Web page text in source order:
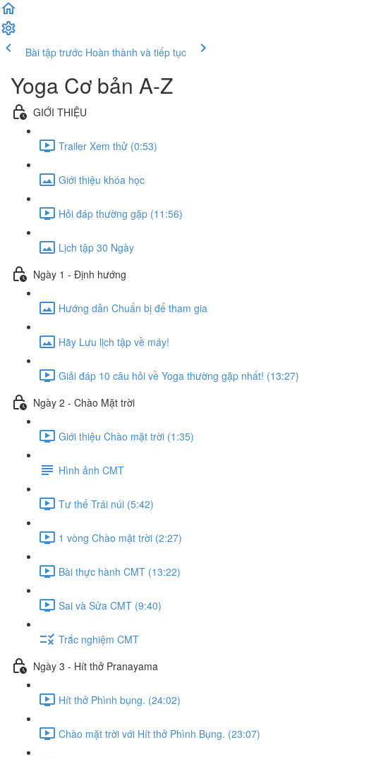
Bài tập trước Hoàn thành và tiếp tục
Yoga Cơ bản A-Z
GIỚI THIỆU
Trailer Xem thử (0:53)
Giới thiệu khóa học
Hỏi đáp thường gặp (11:56)
Lịch tập 30 Ngày
Ngày 1 - Định hướng
Hướng dẫn Chuẩn bị để tham gia
Hãy Lưu lịch tập về máy!
Giải đáp 10 câu hỏi về Yoga thường gặp nhất! (13:27)
Ngày 2 - Chào Mặt trời
Giới thiệu Chào mặt trời (1:35)
Hình ảnh CMT
Tư thế Trái núi (5:42)
1 vòng Chào mặt trời (2:27)
Bài thực hành CMT (13:22)
Sai và Sửa CMT (9:40)
Trắc nghiệm CMT
Ngày 3 - Hít thở Pranayama
Hít thở Phình bụng. (24:02)
Chào mặt trời với Hít thở Phình Bụng. (23:07)